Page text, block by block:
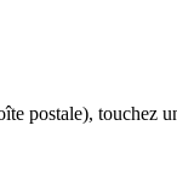
postale), touchez